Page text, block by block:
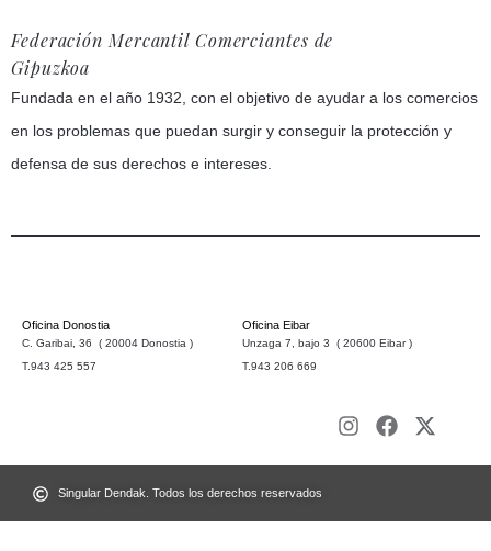
Federación Mercantil Comerciantes de
Gipuzkoa
Fundada en el año 1932, con el objetivo de ayudar a los comercios
en los problemas que puedan surgir y conseguir la protección y
defensa de sus derechos e intereses.
Oficina Donostia
C. Garibai, 36 ( 20004 Donostia )
T.943 425 557
Oficina Eibar
Unzaga 7, bajo 3 ( 20600 Eibar )
T.943 206 669
Singular Dendak. Todos los derechos reservados